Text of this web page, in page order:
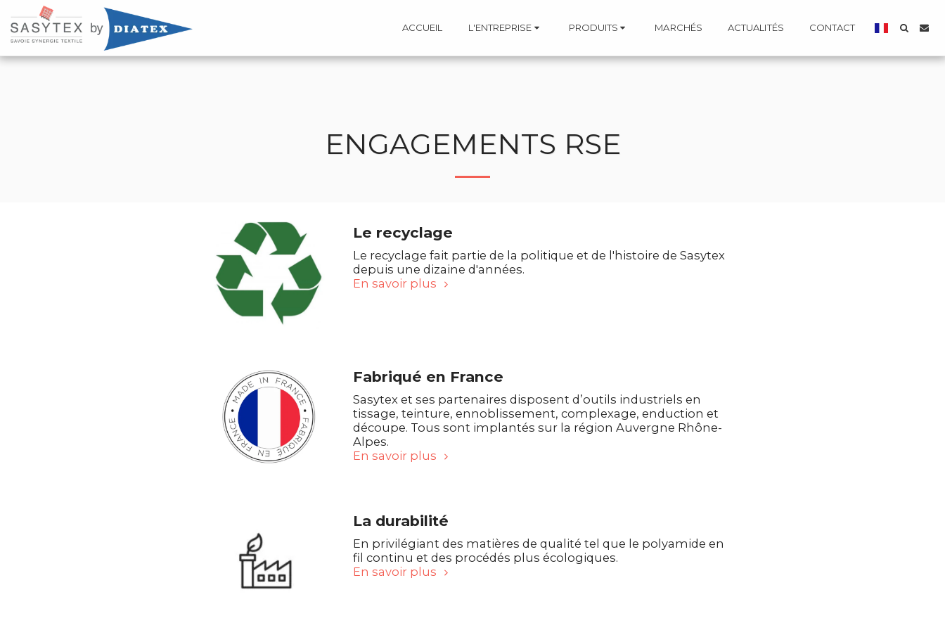
ACCUEIL L'ENTREPRISE PRODUITS MARCHÉS ACTUALITÉS CONTACT
ENGAGEMENTS RSE
Le recyclage
Le recyclage fait partie de la politique et de l'histoire de Sasytex
depuis une dizaine d'années.
En savoir plus
Fabriqué en France
Sasytex et ses partenaires disposent d’outils industriels en
tissage, teinture, ennoblissement, complexage, enduction et
découpe. Tous sont implantés sur la région Auvergne Rhône-
Alpes.
En savoir plus
La durabilité
En privilégiant des matières de qualité tel que le polyamide en
fil continu et des procédés plus écologiques.
En savoir plus